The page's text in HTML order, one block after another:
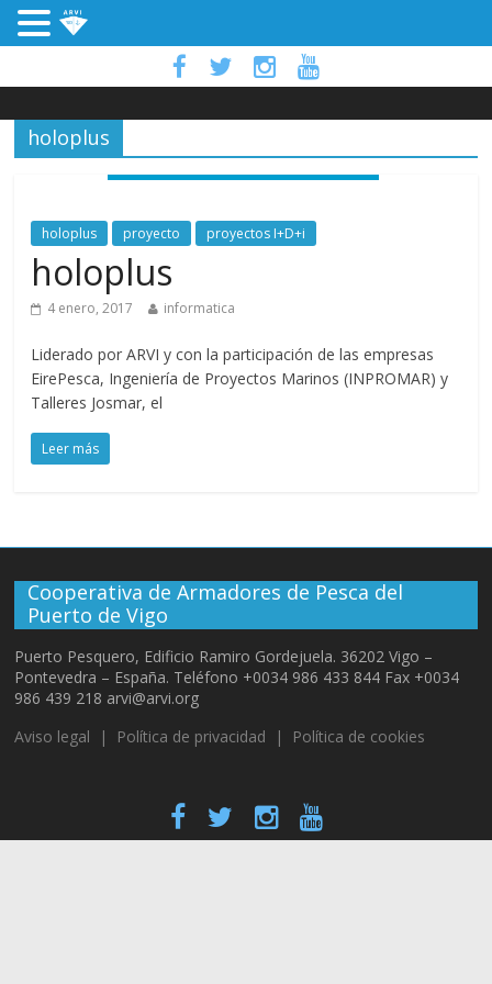
holoplus
holoplus proyecto proyectos I+D+i
holoplus
4 enero, 2017 informatica
Liderado por ARVI y con la participación de las empresas
EirePesca, Ingeniería de Proyectos Marinos (INPROMAR) y
Talleres Josmar, el
Leer más
Cooperativa de Armadores de Pesca del
Puerto de Vigo
Puerto Pesquero, Edificio Ramiro Gordejuela. 36202 Vigo –
Pontevedra – España. Teléfono +0034 986 433 844 Fax +0034
986 439 218 arvi@arvi.org
Aviso legal | Política de privacidad | Política de cookies